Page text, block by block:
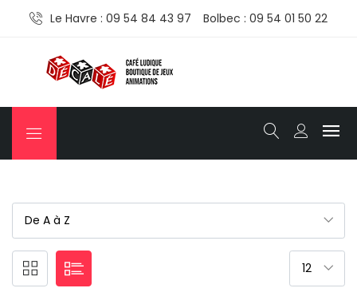
Le Havre : 09 54 84 43 97 Bolbec : 09 54 01 50 22